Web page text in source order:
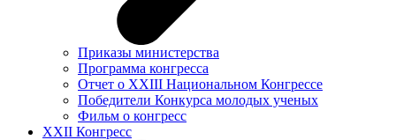
Приказы министерства
Программа конгресса
Отчет о XXIII Национальном Конгрессе
Победители Конкурса молодых ученых
Фильм о конгресс
XXII Конгресс